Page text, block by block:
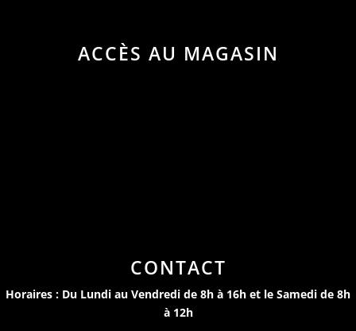
ACCÈS AU MAGASIN
CONTACT
Horaires : Du Lundi au Vendredi de 8h à 16h et le Samedi de 8h
à 12h